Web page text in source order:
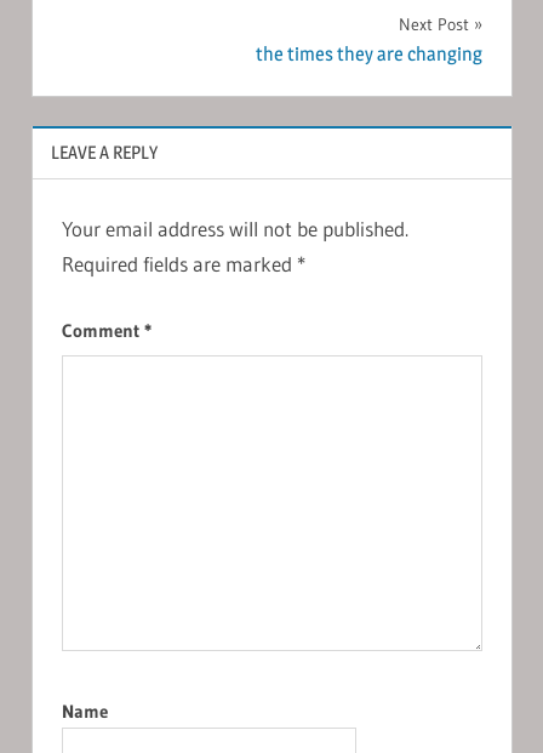
Next Post
the times they are changing
LEAVE A REPLY
Your email address will not be published.
Required fields are marked *
Comment *
Name